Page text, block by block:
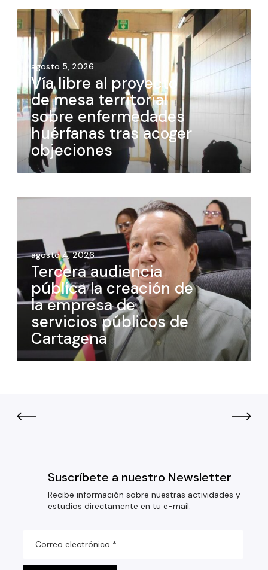
agosto 5, 2026
Vía libre al proyecto
de mesa territorial
sobre enfermedades
huérfanas tras acoger
objeciones
agosto 4, 2026
Tercera audiencia
pública la creación de
la empresa de
servicios públicos de
Cartagena
Suscríbete a nuestro Newsletter
Recibe información sobre nuestras actividades y
estudios directamente en tu e-mail.